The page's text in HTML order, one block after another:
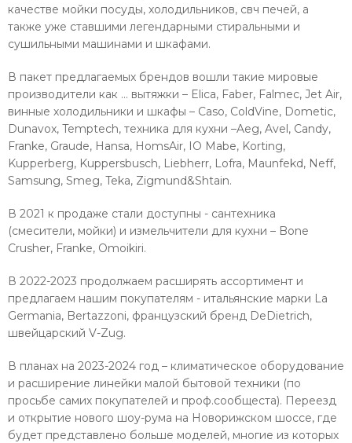
качестве мойки посуды, холодильников, свч печей, а
также уже ставшими легендарными стиральными и
сушильными машинами и шкафами.
В пакет предлагаемых брендов вошли такие мировые
производители как … вытяжки – Elica, Faber, Falmec, Jet Air,
винные холодильники и шкафы – Caso, ColdVine, Dometic,
Dunavox, Temptech, техника для кухни –Aeg, Avel, Candy,
Franke, Graude, Hansa, HomsAir, IO Mabe, Korting,
Kupperberg, Kuppersbusch, Liebherr, Lofra, Maunfekd, Neff,
Samsung, Smeg, Teka, Zigmund&Shtain.
В 2021 к продаже стали доступны - сантехника
(смесители, мойки) и измельчители для кухни – Bone
Crusher, Franke, Omoikiri.
В 2022-2023 продолжаем расширять ассортимент и
предлагаем нашим покупателям - итальянские марки La
Germania, Bertazzoni, французский бренд DeDietrich,
швейцарский V-Zug.
В планах на 2023-2024 год – климатическое оборудование
и расширение линейки малой бытовой техники (по
просьбе самих покупателей и проф.сообщеста). Переезд
и открытие нового шоу-рума на Новорижском шоссе, где
будет представлено больше моделей, многие из которых